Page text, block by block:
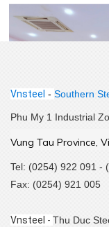
Lễ kết nạp Đảng
Vnsteel - Southern
Phu My 1 Industrial
Vung Tau Province,
Tel: (0254) 922 091 -
Fax: (0254) 921 005
Vnsteel - Thu Duc